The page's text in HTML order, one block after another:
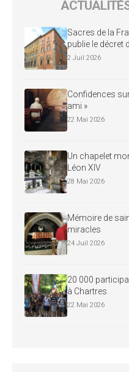
Sacres de la
publie le décret
2 Juil 2026
Confidences
ami »
22 Mai 2026
Un chapelet
Léon XIV
28 Mai 2026
Mémoire de
miracles
24 Juil 2026
20 000
à Chartres
22 Mai 2026